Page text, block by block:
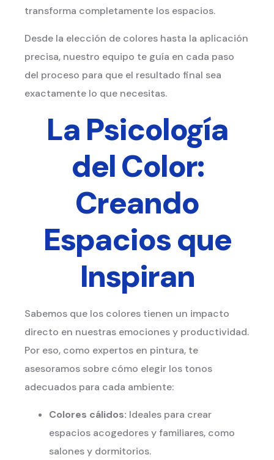
transforma completamente los espacios.
Desde la elección de colores hasta la aplicación
precisa, nuestro equipo te guía en cada paso
del proceso para que el resultado final sea
exactamente lo que necesitas.
La Psicología
del Color:
Creando
Espacios que
Inspiran
Sabemos que los colores tienen un impacto
directo en nuestras emociones y productividad.
Por eso, como expertos en pintura, te
asesoramos sobre cómo elegir los tonos
adecuados para cada ambiente:
Colores cálidos: Ideales para crear
espacios acogedores y familiares, como
salones y dormitorios.